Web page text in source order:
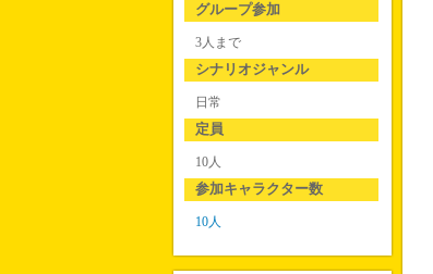
グループ参加
3人まで
シナリオジャンル
日常
定員
10人
参加キャラクター数
10人